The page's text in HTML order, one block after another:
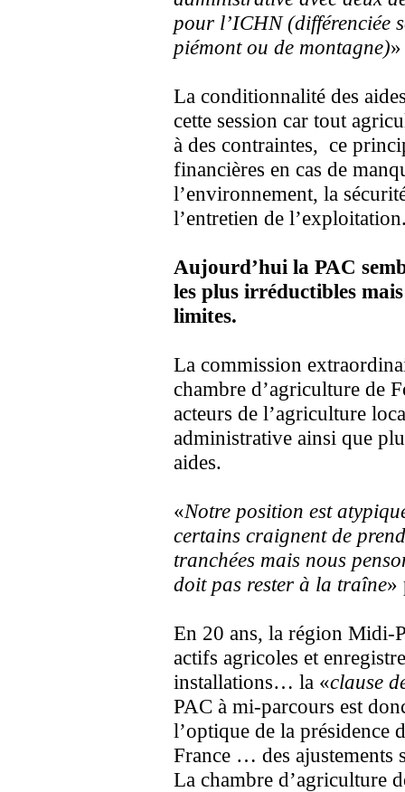
pour l’ICHN (différenciée
piémont ou de montagne)»
La conditionnalité des
cette session car tout
à des contraintes, ce
financières en cas de
l’environnement, la
l’entretien de
Aujourd’hui la PAC
les plus irréductibles
limites.
La commission
chambre d’agriculture de
acteurs de l’agriculture
administrative ainsi que
aides.
«Notre position est
certains craignent de
tranchées mais nous
doit pas rester à la traîne»
En 20 ans, la région Midi-
actifs agricoles et
installations… la «clause
PAC à mi-parcours est
l’optique de la présidence
France … des ajustements
La chambre d’agriculture